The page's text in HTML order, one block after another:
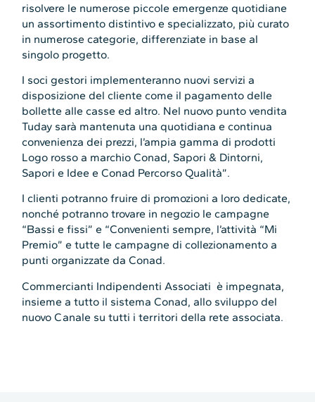
risolvere le numerose piccole emergenze quotidiane
un assortimento distintivo e specializzato, più curato
in numerose categorie, differenziate in base al
singolo progetto.
I soci gestori implementeranno nuovi servizi a
disposizione del cliente come il pagamento delle
bollette alle casse ed altro. Nel nuovo punto vendita
Tuday sarà mantenuta una quotidiana e continua
convenienza dei prezzi, l’ampia gamma di prodotti
Logo rosso a marchio Conad, Sapori & Dintorni,
Sapori e Idee e Conad Percorso Qualità”.
I clienti potranno fruire di promozioni a loro dedicate,
nonché potranno trovare in negozio le campagne
“Bassi e fissi” e “Convenienti sempre, l’attività “Mi
Premio” e tutte le campagne di collezionamento a
punti organizzate da Conad.
Commercianti Indipendenti Associati è impegnata,
insieme a tutto il sistema Conad, allo sviluppo del
nuovo Canale su tutti i territori della rete associata.